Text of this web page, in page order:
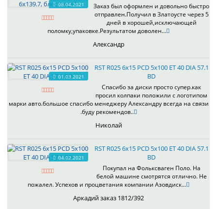
08.04.2021
Заказ был оформлен и довольно быстро
отправлен.Получил в Златоусте через 5
дней в хорошей,исключающей
поломку,упаковке.Результатом доволен...
Александр
01.03.2021
RST R025 6x15 PCD 5x100 ET 40 DIA 57.1
BD
Спасибо за диски просто супер.как
просил колпаки положили с логотипом
марки авто.большое спасибо менеджеру Александру всегда на связи
.буду рекомендов..
Николай
04.02.2021
RST R025 6x15 PCD 5x100 ET 40 DIA 57.1
BD
Покупал на Фольксваген Поло. На
белой машине смотрятся отлично. Не
пожалел. Успехов и процветания компании Азовдиск...
Аркадий заказ 1812/392